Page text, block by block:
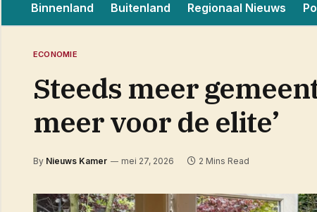
Binnenland Buitenland Regionaal Nieuws
ECONOMIE
Steeds meer
meer voor de elite’
By Nieuws Kamer mei 27, 2026 2 Mins Read